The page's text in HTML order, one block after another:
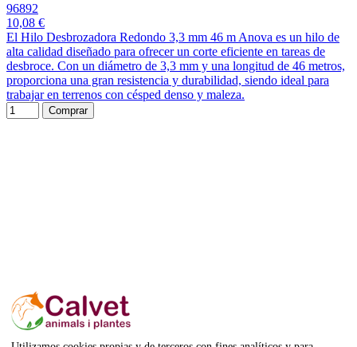
96892
10,08 €
El Hilo Desbrozadora Redondo 3,3 mm 46 m Anova es un hilo de
alta calidad diseñado para ofrecer un corte eficiente en tareas de
desbroce. Con un diámetro de 3,3 mm y una longitud de 46 metros,
proporciona una gran resistencia y durabilidad, siendo ideal para
trabajar en terrenos con césped denso y maleza.
Comprar